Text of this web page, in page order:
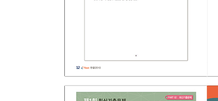
02 제2회 최신기출문제
04 제4회 최신기출문제